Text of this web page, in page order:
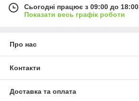
Сьогодні працює з 09:00 до 18:00
Показати весь графік роботи
Про нас
Контакти
Доставка та оплата